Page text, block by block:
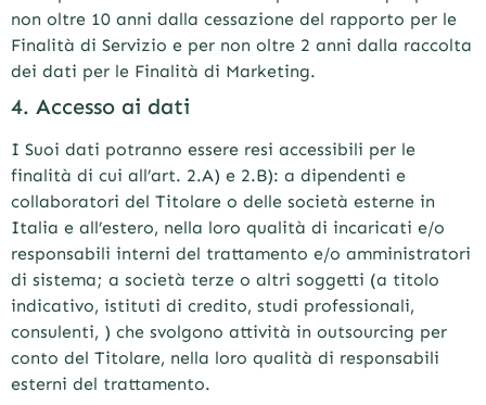
non oltre 10 anni dalla cessazione del rapporto per le
Finalità di Servizio e per non oltre 2 anni dalla raccolta
dei dati per le Finalità di Marketing.
4. Accesso ai dati
I Suoi dati potranno essere resi accessibili per le
finalità di cui all’art. 2.A) e 2.B): a dipendenti e
collaboratori del Titolare o delle società esterne in
Italia e all’estero, nella loro qualità di incaricati e/o
responsabili interni del trattamento e/o amministratori
di sistema; a società terze o altri soggetti (a titolo
indicativo, istituti di credito, studi professionali,
consulenti, ) che svolgono attività in outsourcing per
conto del Titolare, nella loro qualità di responsabili
esterni del trattamento.